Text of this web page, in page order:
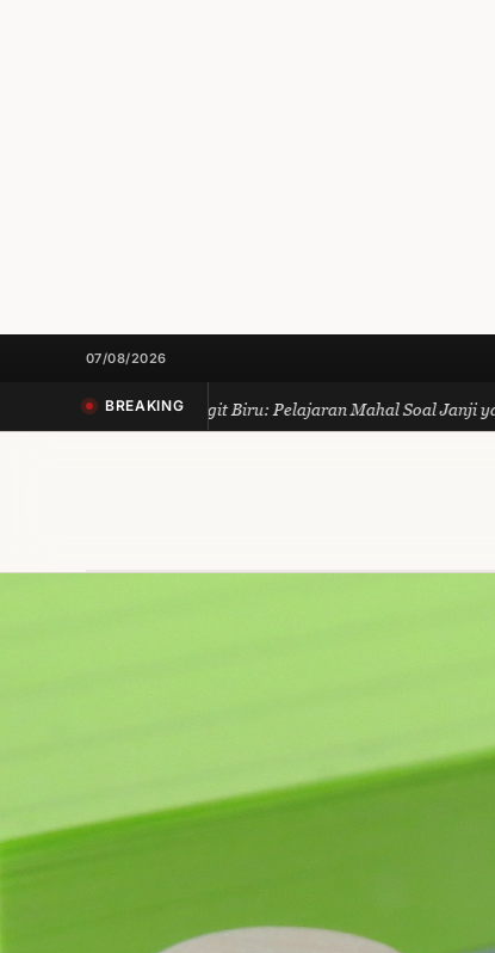
07/08/2026
BREAKING
Koperasi Langit Biru: Pelajaran Mahal Soal Janji yang